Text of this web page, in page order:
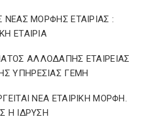
ΝΕΑΣ ΜΟΡΦΗΣ ΕΤΑΙΡΙΑΣ :
ΕΤΑΙΡΙΑ
ΑΛΛΟΔΑΠΗΣ ΕΤΑΙΡΕΙΑΣ
ΥΠΗΡΕΣΙΑΣ ΓΕΜΗ
ΝΕΑ ΕΤΑΙΡΙΚΗ ΜΟΡΦΗ.
Η ΙΔΡΥΣΗ